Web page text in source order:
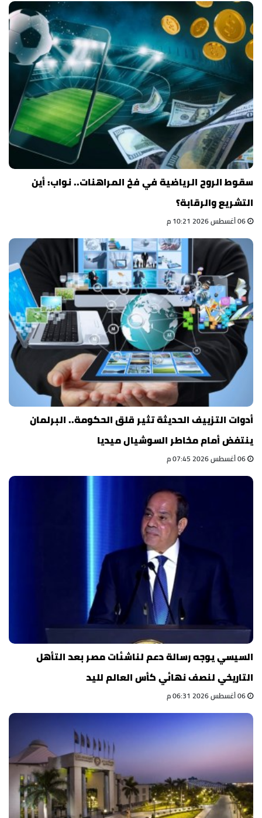
سقوط الروح الرياضية في فخ المراهنات.. نواب: أين
التشريع والرقابة؟
أدوات التزييف الحديثة تثير قلق الحكومة.. البرلمان
ينتفض أمام مخاطر السوشيال ميديا
السيسي يوجه رسالة دعم لناشئات مصر بعد التأهل
التاريخي لنصف نهائي كأس العالم لليد